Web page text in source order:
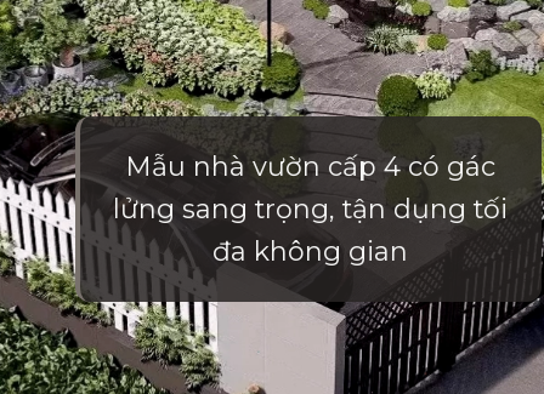
Mẫu nhà vườn cấp 4 có gác
lửng sang trọng, tận dụng tối
đa không gian